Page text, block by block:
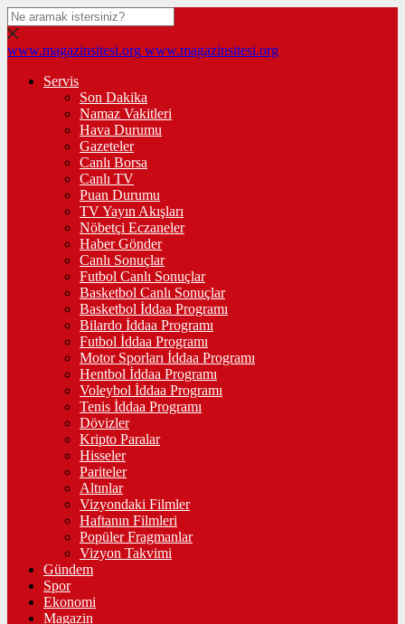
www.magazinsitesi.org www.magazinsitesi.org
Servis
Son Dakika
Namaz Vakitleri
Hava Durumu
Gazeteler
Canlı Borsa
Canlı TV
Puan Durumu
TV Yayın Akışları
Nöbetçi Eczaneler
Haber Gönder
Canlı Sonuçlar
Futbol Canlı Sonuçlar
Basketbol Canlı Sonuçlar
Basketbol İddaa Programı
Bilardo İddaa Programı
Futbol İddaa Programı
Motor Sporları İddaa Programı
Hentbol İddaa Programı
Voleybol İddaa Programı
Tenis İddaa Programı
Dövizler
Kripto Paralar
Hisseler
Pariteler
Altınlar
Vizyondaki Filmler
Haftanın Filmleri
Popüler Fragmanlar
Vizyon Takvimi
Gündem
Spor
Ekonomi
Magazin